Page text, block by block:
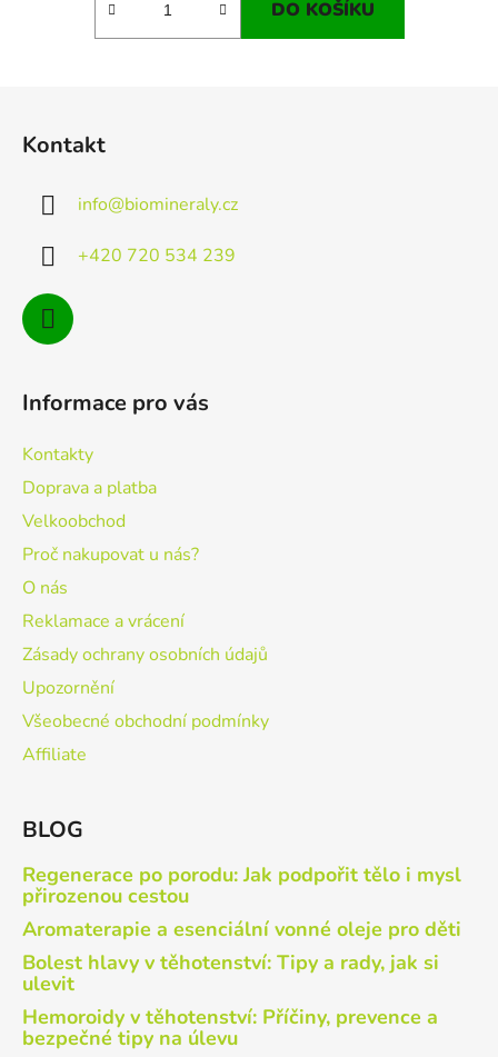
DO KOŠÍKU
Kontakt
info@biomineraly.cz
+420 720 534 239
Informace pro vás
Kontakty
Doprava a platba
Velkoobchod
Proč nakupovat u nás?
O nás
Reklamace a vrácení
Zásady ochrany osobních údajů
Upozornění
Všeobecné obchodní podmínky
Affiliate
BLOG
Regenerace po porodu: Jak podpořit tělo i mysl
přirozenou cestou
Aromaterapie a esenciální vonné oleje pro děti
Bolest hlavy v těhotenství: Tipy a rady, jak si
ulevit
Hemoroidy v těhotenství: Příčiny, prevence a
bezpečné tipy na úlevu